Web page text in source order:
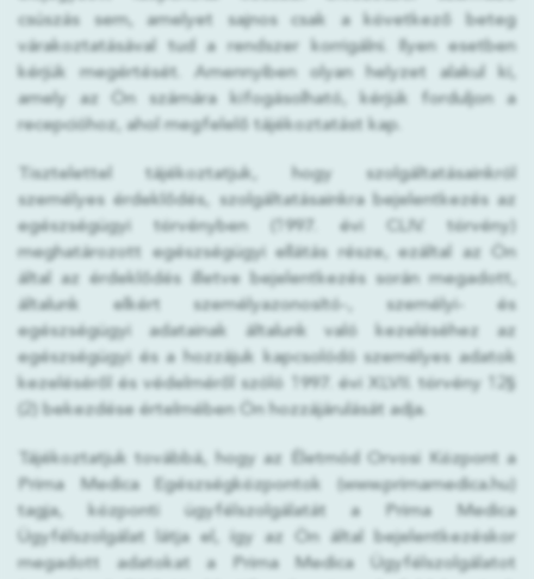
csúszás sem, amelyet sajnos csak a következő beteg
várakoztatásával tud a rendszer korrigálni. Ilyen esetben
kérjük megértését. Amennyiben olyan helyzet alakul ki,
amely az Ön számára kifogásolható, kérjük forduljon a
recepcióhoz, ahol megfelelő tájékoztatást kap.
Tisztelettel tájékoztatjuk, hogy szolgáltatásainkról
személyes érdeklődés, szolgáltatásainkra bejelentkezés az
egészségügyi törvényben (1997. évi CLIV. törvény)
meghatározott egészségügyi ellátás része, ezáltal az Ön
által az érdeklődés illetve bejelentkezés során megadott,
általunk elkért személyazonosító-, személyi- és
egészségügyi adatainak általunk való kezeléséhez az
egészségügyi és a hozzájuk kapcsolódó személyes adatok
kezeléséről és védelméről szóló 1997. évi XLVII. törvény 12§
(2) bekezdése értelmében Ön hozzájárulását adja.
Tájékoztatjuk továbbá, hogy az Életmód Orvosi Központ a
Prima Medica Egészségközpontok (www.primamedica.hu)
tagja, központi ügyfélszolgálatát a Prima Medica
Ügyfélszolgálat látja el, így az Ön által bejelentkezéskor
megadott adatokat a Prima Medica Ügyfélszolgálatot